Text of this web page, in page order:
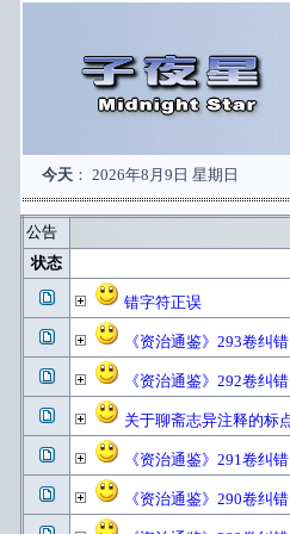
今天 ： 2026年8月9日 星期日
公告
状态
错字符正误
《资治通鉴》293卷纠
《资治通鉴》292卷纠
关于聊斋志异注释的标
《资治通鉴》291卷纠
《资治通鉴》290卷纠